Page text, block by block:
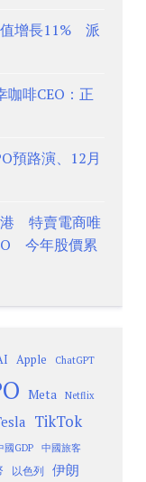
值增長11% 派
啡CEO：正
預路演、12月
港 特賣電商唯
今年股價累
Apple ChatGPT
Meta Netflix
TikTok
國GDP 中國旅客
以色列 伊朗